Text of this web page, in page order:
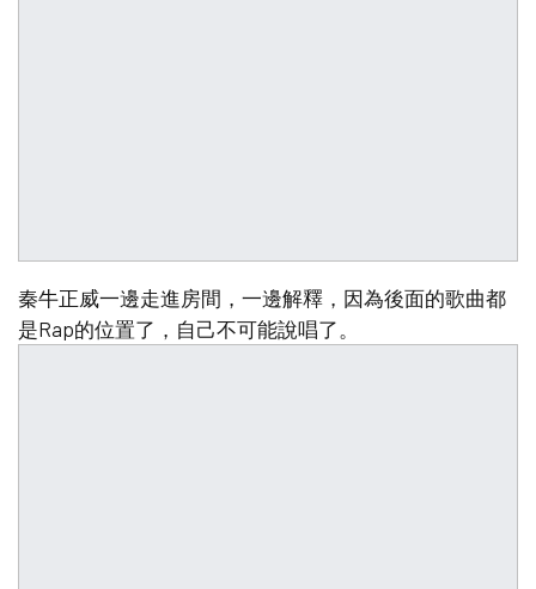
秦牛正威一邊走進房間，一邊解釋，因為後面的歌曲都
是Rap的位置了，自己不可能說唱了。